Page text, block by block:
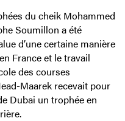
du cheik Mohammed
Soumillon a été
d’une certaine manière
France et le travail
des courses
Maarek recevait pour
Dubai un trophée en